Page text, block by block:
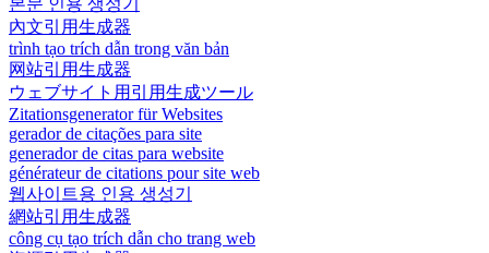
본문 인용 생성기
內文引用生成器
trình tạo trích dẫn trong văn bản
网站引用生成器
ウェブサイト用引用生成ツール
Zitationsgenerator für Websites
gerador de citações para site
generador de citas para website
générateur de citations pour site web
웹사이트용 인용 생성기
網站引用生成器
công cụ tạo trích dẫn cho trang web